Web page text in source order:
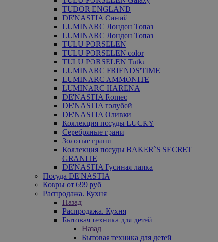
TUDOR ENGLAND
DE'NASTIA Синий
LUMINARC Лондон Топаз
LUMINARC Лондон Топаз
TULU PORSELEN
TULU PORSELEN color
TULU PORSELEN Tutku
LUMINARC FRIENDS'TIME
LUMINARC AMMONITE
LUMINARC HARENA
DE'NASTIA Romeo
DE'NASTIA голубой
DE'NASTIA Оливки
Коллекция посуды LUCKY
Серебряные грани
Золотые грани
Коллекция посуды BAKER`S SECRET
GRANITE
DE'NASTIA Гусиная лапка
Посуда DE'NASTIA
Ковры от 699 руб
Распродажа. Кухня
Назад
Распродажа. Кухня
Бытовая техника для детей
Назад
Бытовая техника для детей